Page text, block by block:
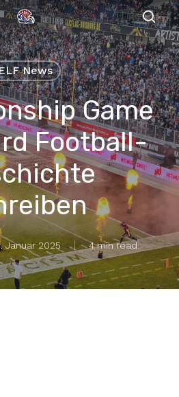
News
Game
Football-
Januar 2025 4 min read